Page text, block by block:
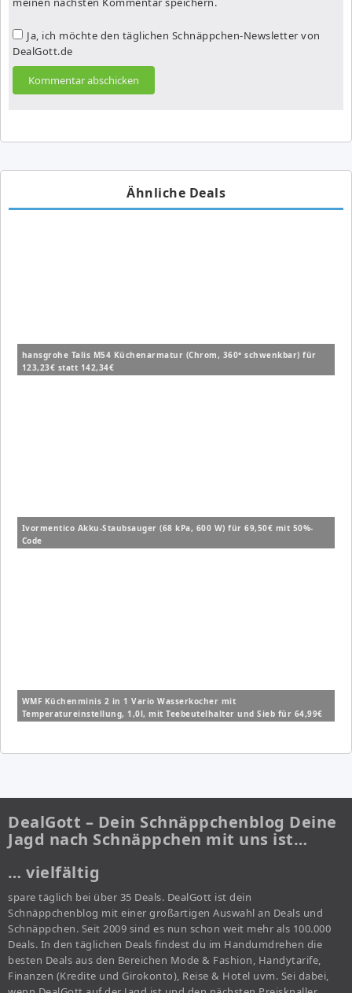
Ja, ich möchte den täglichen Schnäppchen-Newsletter von
DealGott.de
Ähnliche Deals
hansgrohe Talis M54 Küchenarmatur (Chrom, 360° schwenkbar) für
123,23€ statt 142,34€
Ivormentico Akku-Staubsauger (68 kPa, 600 W) für 69,50€ mit 50%-
Code
WMF Küchenminis 2 in 1 Vario Wasserkocher mit
Temperatureinstellung, 1,0l, mit Teebeutelhalter und Sieb für 64,99€
DealGott – Dein Schnäppchenblog Deine
Jagd nach Schnäppchen mit uns ist…
… vielfältig
spare täglich bei über 35 Deals. DealGott ist dein
Schnäppchenblog mit einer großartigen Auswahl an Deals und
Schnäppchen. Seit 2009 sind es nun schon weit mehr als 100.000
Deals. In den täglichen Deals findest du im Handumdrehen die
besten Deals aus den Bereichen Mode & Fashion, Handytarife,
Finanzen (Kredite und Girokonto), Reise & Hotel uvm. Sei dabei,